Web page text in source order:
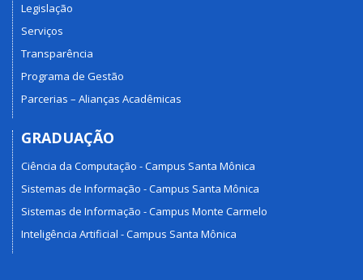
Legislação
Serviços
Transparência
Programa de Gestão
Parcerias – Alianças Acadêmicas
GRADUAÇÃO
Ciência da Computação - Campus Santa Mônica
Sistemas de Informação - Campus Santa Mônica
Sistemas de Informação - Campus Monte Carmelo
Inteligência Artificial - Campus Santa Mônica